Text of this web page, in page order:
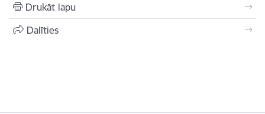
Drukāt lapu
Dalīties